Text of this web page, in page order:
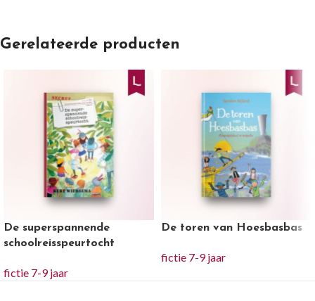
Gerelateerde producten
De superspannende
schoolreisspeurtocht
fictie 7-9 jaar
De toren van Hoesbasbas
fictie 7-9 jaar